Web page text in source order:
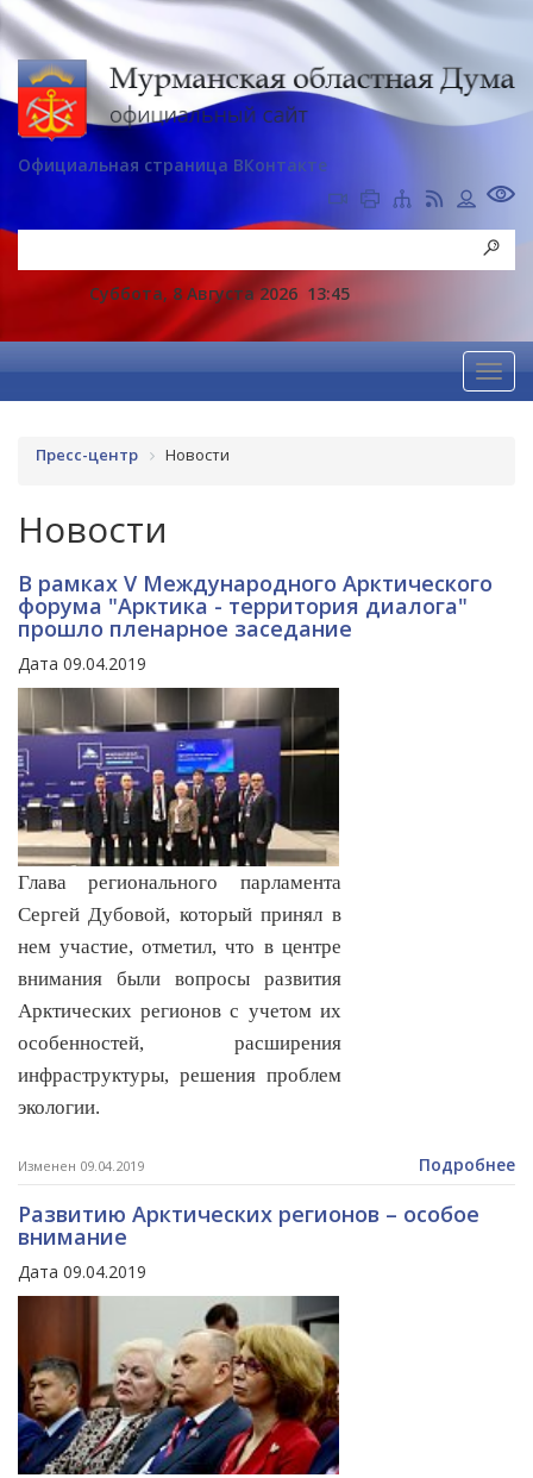
Официальная страница ВКонтакте
Суббота, 8 Августа 2026 13:45
Пресс-центр Новости
Новости
В рамках V Международного Арктического
форума "Арктика - территория диалога"
прошло пленарное заседание
Дата 09.04.2019
Глава регионального парламента
Сергей Дубовой, который принял в
нем участие, отметил, что в центре
внимания были вопросы развития
Арктических регионов с учетом их
особенностей, расширения
инфраструктуры, решения проблем
экологии.
Изменен 09.04.2019 Подробнее
Развитию Арктических регионов – особое
внимание
Дата 09.04.2019